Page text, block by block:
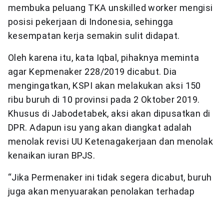
membuka peluang TKA unskilled worker mengisi
posisi pekerjaan di Indonesia, sehingga
kesempatan kerja semakin sulit didapat.
Oleh karena itu, kata Iqbal, pihaknya meminta
agar Kepmenaker 228/2019 dicabut. Dia
mengingatkan, KSPI akan melakukan aksi 150
ribu buruh di 10 provinsi pada 2 Oktober 2019.
Khusus di Jabodetabek, aksi akan dipusatkan di
DPR. Adapun isu yang akan diangkat adalah
menolak revisi UU Ketenagakerjaan dan menolak
kenaikan iuran BPJS.
“Jika Permenaker ini tidak segera dicabut, buruh
juga akan menyuarakan penolakan terhadap